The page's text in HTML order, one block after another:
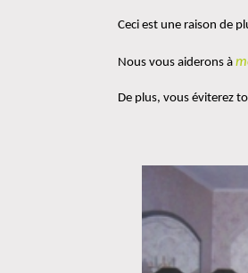
Ceci est une raison de
Nous vous aiderons à
De plus, vous éviterez